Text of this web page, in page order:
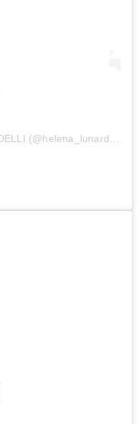
A post shared by HELENA LUNARDELLI (@helena_lunardelli)